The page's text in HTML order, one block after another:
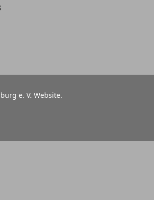
e. V. Website.